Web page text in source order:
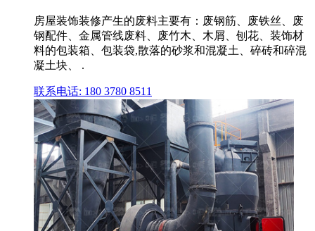
房屋装饰装修产生的废料主要有：废钢筋、废铁丝、废
钢配件、金属管线废料、废竹木、木屑、刨花、装饰材
料的包装箱、包装袋,散落的砂浆和混凝土、碎砖和碎混
凝土块、 .
联系电话: 180 3780 8511